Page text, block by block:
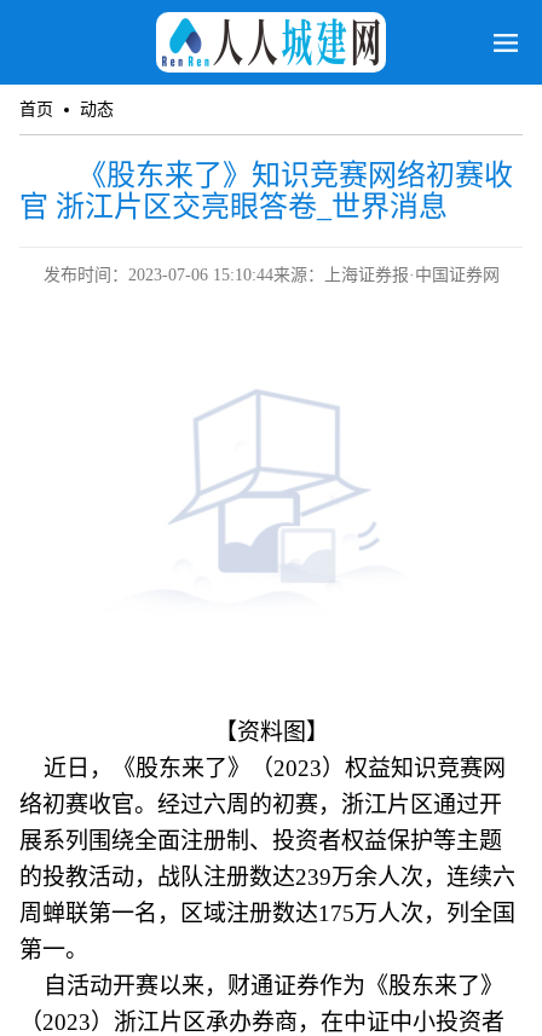
首页 动态
《股东来了》知识竞赛网络初赛收
官 浙江片区交亮眼答卷_世界消息
发布时间：2023-07-06 15:10:44来源：上海证券报·中国证券网
【资料图】
近日，《股东来了》（2023）权益知识竞赛网
络初赛收官。经过六周的初赛，浙江片区通过开
展系列围绕全面注册制、投资者权益保护等主题
的投教活动，战队注册数达239万余人次，连续六
周蝉联第一名，区域注册数达175万人次，列全国
第一。
自活动开赛以来，财通证券作为《股东来了》
（2023）浙江片区承办券商，在中证中小投资者